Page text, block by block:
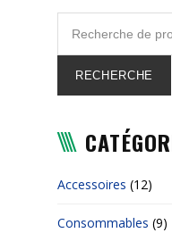
RECHERCHE
Accessoires (12)
Consommables (9)